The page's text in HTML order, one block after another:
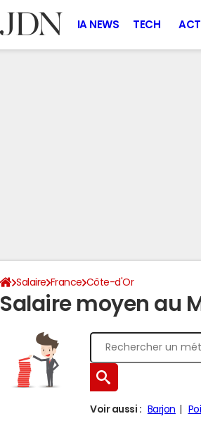
IA NEWS TECH
Salaire France Côte-d'Or
Salaire moyen au
Voir aussi : Barjon